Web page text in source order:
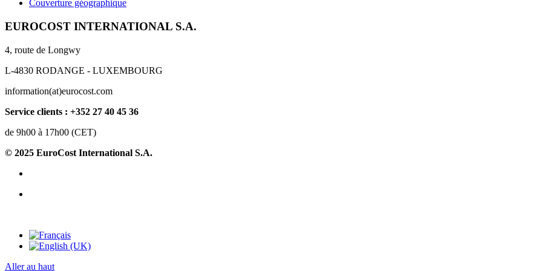
Couverture géographique
EUROCOST INTERNATIONAL S.A.
4, route de Longwy
L-4830 RODANGE - LUXEMBOURG
information(at)eurocost.com
Service clients : +352 27 40 45 36
de 9h00 à 17h00 (CET)
© 2025 EuroCost International S.A.
Aller au haut